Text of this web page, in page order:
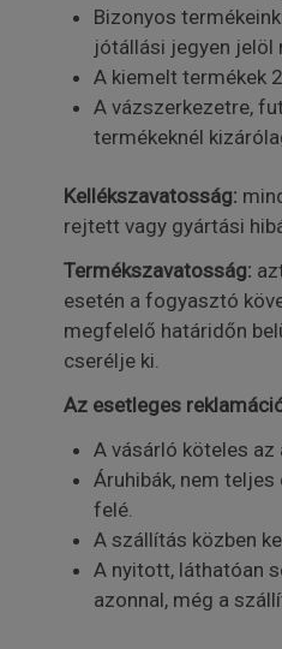
Bizonyos
jótállási jegyen jelöl
A kiemelt termékek
A vázszerkezetre,
termékeknél
Kellékszavatosság:
rejtett vagy gyártási
Termékszavatosság:
esetén a fogyasztó
megfelelő határidőn
cserélje ki.
Az esetleges
A vásárló köteles
Áruhibák, nem
felé.
A szállítás közben
A nyitott, láthatóan
azonnal, még a